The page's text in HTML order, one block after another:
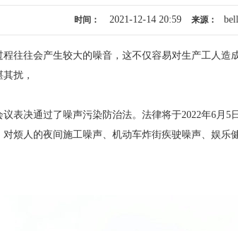
时间： 2021-12-14 20:59 来源：
往往会产生较大的噪音，这不仅容易对生产工人
扰，
表决通过了噪声污染防治法。法律将于2022年6
烦人的夜间施工噪声、机动车炸街疾驶噪声、娱